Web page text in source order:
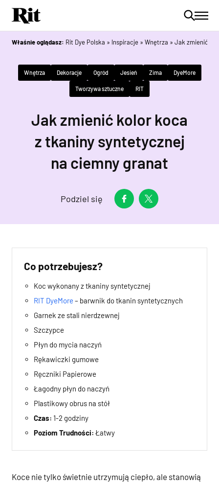
Właśnie oglądasz: Rit Dye Polska » Inspiracje » Wnętrza » Jak zmienić
Wnętrza Dekoracje Ogród Jesień Zima DyeMore
Tworzywa sztuczne RIT
Jak zmienić kolor koca
z tkaniny syntetycznej
na ciemny granat
Podziel się
Co potrzebujesz?
Koc wykonany z tkaniny syntetycznej
RIT DyeMore – barwnik do tkanin syntetycznych
Garnek ze stali nierdzewnej
Szczypce
Płyn do mycia naczyń
Rękawiczki gumowe
Ręczniki Papierowe
Łagodny płyn do naczyń
Plastikowy obrus na stół
Czas: 1-2 godziny
Poziom Trudności:Łatwy
Koce nie tylko świetnie utrzymują ciepło, ale stanowią